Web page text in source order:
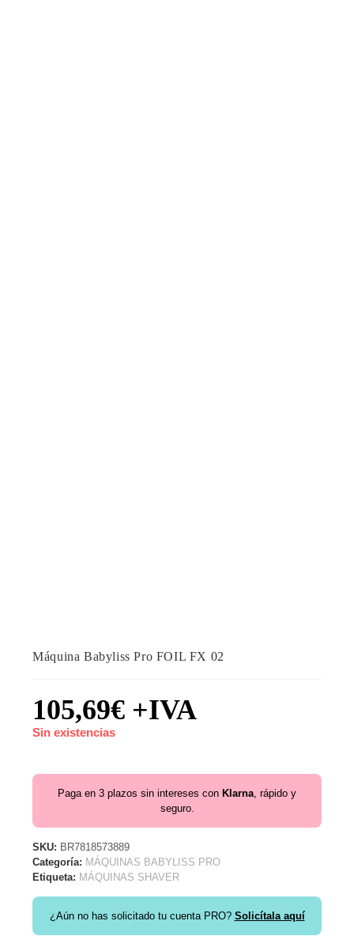
Máquina Babyliss Pro FOIL FX 02
105,69€ +IVA
Sin existencias
Paga en 3 plazos sin intereses con Klarna, rápido y
seguro.
SKU: BR7818573889
Categoría: MÁQUINAS BABYLISS PRO
Etiqueta: MÁQUINAS SHAVER
¿Aún no has solicitado tu cuenta PRO? Solicítala aquí